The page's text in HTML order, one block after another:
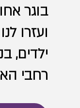
בוגר
ועזרו
ילדים,
רחבי